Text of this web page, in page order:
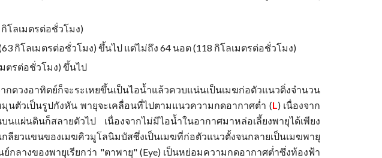
โลเมตรต่อชั่วโมง)
กิโลเมตรต่อชั่วโมง) ขึ้นไป แต่ไม่ถึง 64 นอต (118 กิโลเมตรต่อชั่วโมง)
ตรต่อชั่วโมง) ขึ้นไป
วงอาทิตย์ก็จะระเหยขึ้นเป็นไอน้ำแล้วควบแน่นเป็นเมฆก่อตัวแนวดิ่งจำนวน
นตัวเป็นรูปกังหัน พายุจะเคลื่อนที่ไปตามแนวความกดอากาศต่ำ (L) เนื่องจาก
แผ่นดินก็สลายตัวไป เนื่องจากไม่มีไอน้ำในอากาศมาหล่อเลี้ยงพายุได้เพียง
ยวแขนของเมฆคิวมูโลนิมบัสซึ่งเป็นเมฆที่ก่อตัวแนวตั้งจนกลายเป็นเมฆพายุ
ลางของพายุเรียกว่า "ตาพายุ" (Eye) เป็นหย่อมความกดอากาศต่ำซึ่งท้องฟ้า